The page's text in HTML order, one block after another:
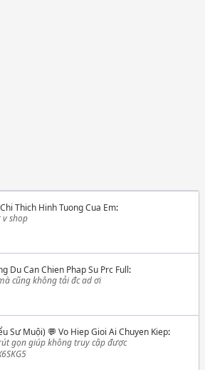
Thich Hinh Tuong Cua Em:
shop
Du Can Chien Phap Su Prc Full:
cũng không tải đc ad ơi
Sư Muội) 💬 Vo Hiep Gioi Ai Chuyen Kiep:
gọn giúp không truy cập được